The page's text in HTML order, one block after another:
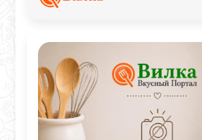
обеспечивает аппетитную